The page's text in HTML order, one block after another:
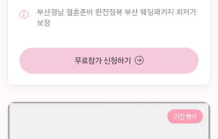
부산경남 결혼준비 완전정복 부산 웨딩패키지 최저가
보장
무료참가 신청하기
기간 행사